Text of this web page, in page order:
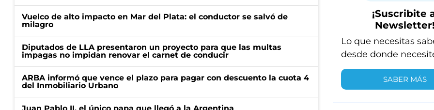
Vuelco de alto impacto en Mar del Plata: el conductor se salvó de
milagro
Diputados de LLA presentaron un proyecto para que las multas
impagas no impidan renovar el carnet de conducir
ARBA informó que vence el plazo para pagar con descuento la cuota 4
del Inmobiliario Urbano
¡Suscribite
Newsletter!
Lo que necesitas
desde donde
SABER MÁS